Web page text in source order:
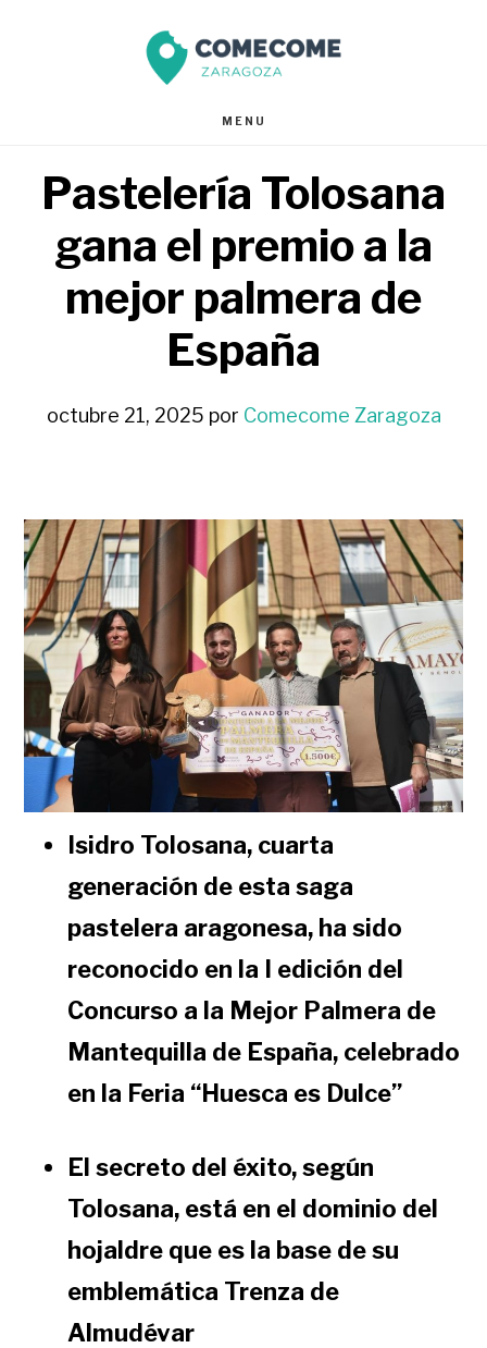
página
MENU
Pastelería Tolosana
gana el premio a la
mejor palmera de
España
octubre 21, 2025 por Comecome Zaragoza
Isidro Tolosana, cuarta
generación de esta saga
pastelera aragonesa, ha sido
reconocido en la I edición del
Concurso a la Mejor Palmera de
Mantequilla de España, celebrado
en la Feria “Huesca es Dulce”
El secreto del éxito, según
Tolosana, está en el dominio del
hojaldre que es la base de su
emblemática Trenza de
Almudévar